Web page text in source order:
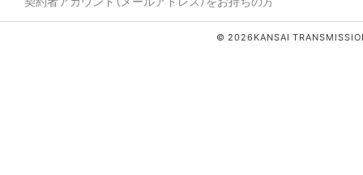
© 2026KANSAI